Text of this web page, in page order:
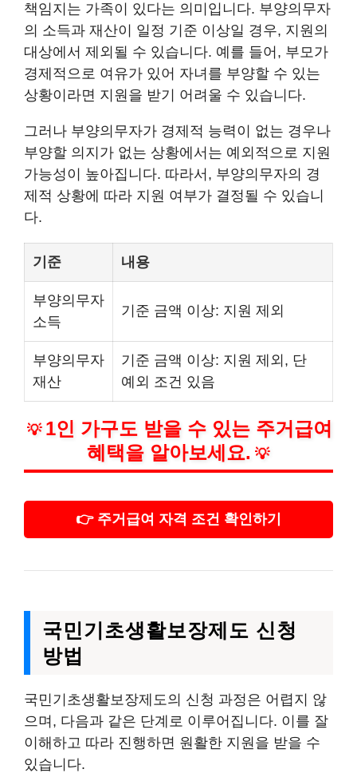
책임지는 가족이 있다는 의미입니다. 부양의무자
의 소득과 재산이 일정 기준 이상일 경우, 지원의
대상에서 제외될 수 있습니다. 예를 들어, 부모가
경제적으로 여유가 있어 자녀를 부양할 수 있는
상황이라면 지원을 받기 어려울 수 있습니다.
그러나 부양의무자가 경제적 능력이 없는 경우나
부양할 의지가 없는 상황에서는 예외적으로 지원
가능성이 높아집니다. 따라서, 부양의무자의 경
제적 상황에 따라 지원 여부가 결정될 수 있습니
다.
기준 내용
부양의무자
소득
기준 금액 이상: 지원 제외
부양의무자
재산
기준 금액 이상: 지원 제외, 단
예외 조건 있음
💡 1인 가구도 받을 수 있는 주거급여
혜택을 알아보세요. 💡
👉 주거급여 자격 조건 확인하기
국민기초생활보장제도 신청
방법
국민기초생활보장제도의 신청 과정은 어렵지 않
으며, 다음과 같은 단계로 이루어집니다. 이를 잘
이해하고 따라 진행하면 원활한 지원을 받을 수
있습니다.